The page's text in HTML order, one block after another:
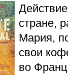
стране,
Мария,
свои
во